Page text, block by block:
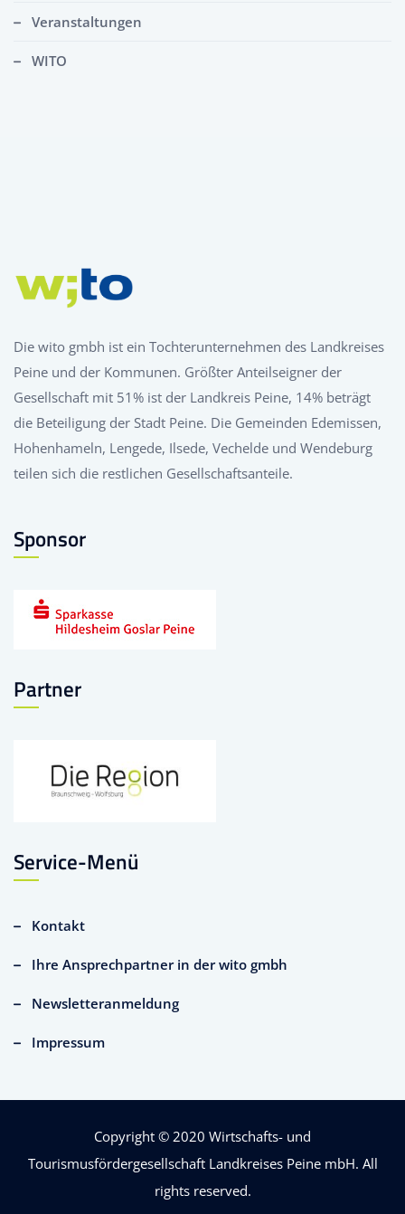
Veranstaltungen
WITO
Die wito gmbh ist ein Tochterunternehmen des Landkreises
Peine und der Kommunen. Größter Anteilseigner der
Gesellschaft mit 51% ist der Landkreis Peine, 14% beträgt
die Beteiligung der Stadt Peine. Die Gemeinden Edemissen,
Hohenhameln, Lengede, Ilsede, Vechelde und Wendeburg
teilen sich die restlichen Gesellschaftsanteile.
Sponsor
Partner
Service-Menü
Kontakt
Ihre Ansprechpartner in der wito gmbh
Newsletteranmeldung
Impressum
Copyright © 2020 Wirtschafts- und
Tourismusfördergesellschaft Landkreises Peine mbH. All
rights reserved.